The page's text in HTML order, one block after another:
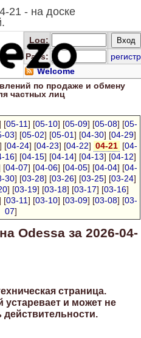
21 - на доске
Log:
Pass:
регистр
Welcome
по продаже и обмену
частных лиц
[05-11] [05-10] [05-09] [05-08] [05-
03] [05-02] [05-01] [04-30] [04-29]
[04-24] [04-23] [04-22] 04-21 [04-
16] [04-15] [04-14] [04-13] [04-12]
[04-07] [04-06] [04-05] [04-04] [04-
30] [03-28] [03-26] [03-25] [03-24]
] [03-19] [03-18] [03-17] [03-16]
[03-11] [03-10] [03-09] [03-08] [03-
07]
Odessa за 2026-04-
страница.
и может не
действительности.